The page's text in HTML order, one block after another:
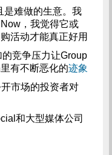
是难做的生意。我
，我觉得它或
活动才能真正好用
竞争压力让Group
有不断恶化的迹象
市场的投资者对
和大型媒体公司